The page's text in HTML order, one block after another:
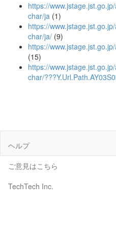
https://
char/ja (1)
https://
char/ja/ (9)
https://
(15)
https://
char/
ヘルプ
ご意見はこちら
TechTech Inc.